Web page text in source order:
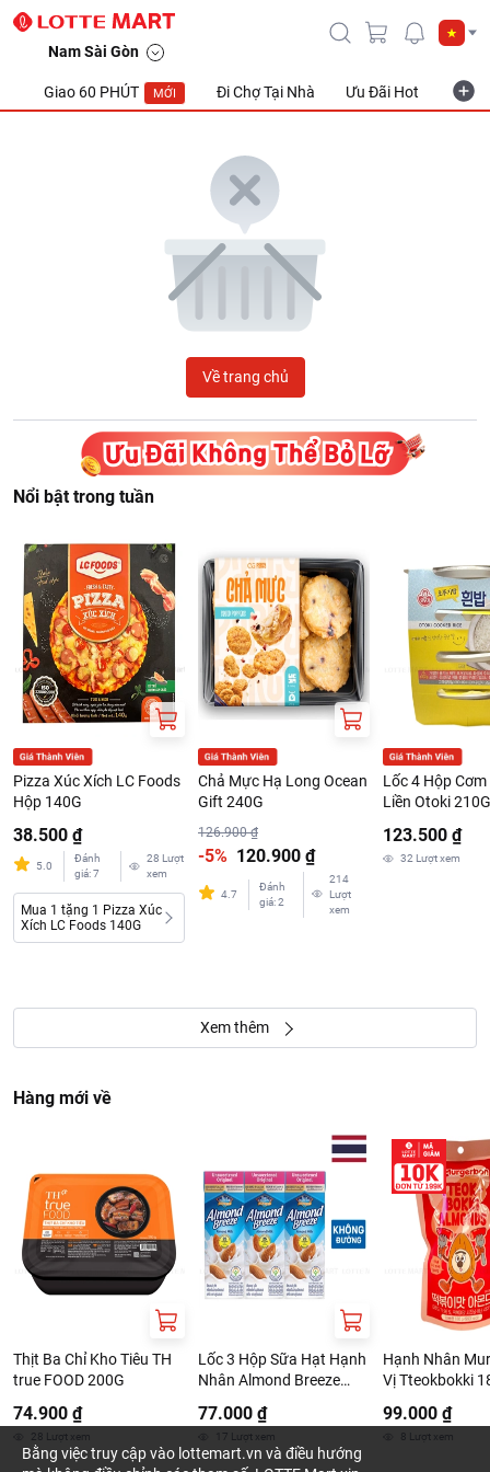
Nam Sài Gòn
Giao 60 PHÚT MỚI Đi Chợ Tại Nhà Ưu Đãi Hot
Về trang chủ
Nổi bật trong tuần
Pizza Xúc Xích LC Foods
Hộp 140G
38.500 ₫
5.0
Đánh
giá:7
28 Lượt
xem
Mua 1 tặng 1 Pizza Xúc
Xích LC Foods 140G
Chả Mực Hạ Long Ocean
Gift 240G
126.900 ₫
-5% 120.900 ₫
4.7
Đánh
giá:2
214
Lượt
xem
Lốc 4 Hộp
Liền Otoki 210G
123.500 ₫
32 Lượt xem
Xem thêm
Hàng mới về
Thịt Ba Chỉ Kho Tiêu TH
true FOOD 200G
74.900 ₫
28 Lượt xem
Lốc 3 Hộp Sữa Hạt Hạnh
Nhân Almond Breeze
77.000 ₫
17 Lượt xem
Hạnh Nhân
Vị Tteokbokki
99.000 ₫
8 Lượt xem
Bằng việc truy cập vào lottemart.vn và điều hướng
LOTTE Mart Viet Nam